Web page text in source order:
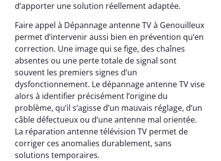
d’apporter une solution réellement adaptée.
Faire appel à Dépannage antenne TV à Genouilleux
permet d’intervenir aussi bien en prévention qu’en
correction. Une image qui se fige, des chaînes
absentes ou une perte totale de signal sont
souvent les premiers signes d’un
dysfonctionnement. Le dépannage antenne TV vise
alors à identifier précisément l’origine du
problème, qu’il s’agisse d’un mauvais réglage, d’un
câble défectueux ou d’une antenne mal orientée.
La réparation antenne télévision TV permet de
corriger ces anomalies durablement, sans
solutions temporaires.